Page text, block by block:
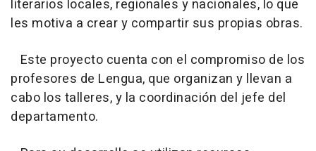
literarios locales, regionales y nacionales, lo que
les motiva a crear y compartir sus propias obras.
Este proyecto cuenta con el compromiso de los
profesores de Lengua, que organizan y llevan a
cabo los talleres, y la coordinación del jefe del
departamento.